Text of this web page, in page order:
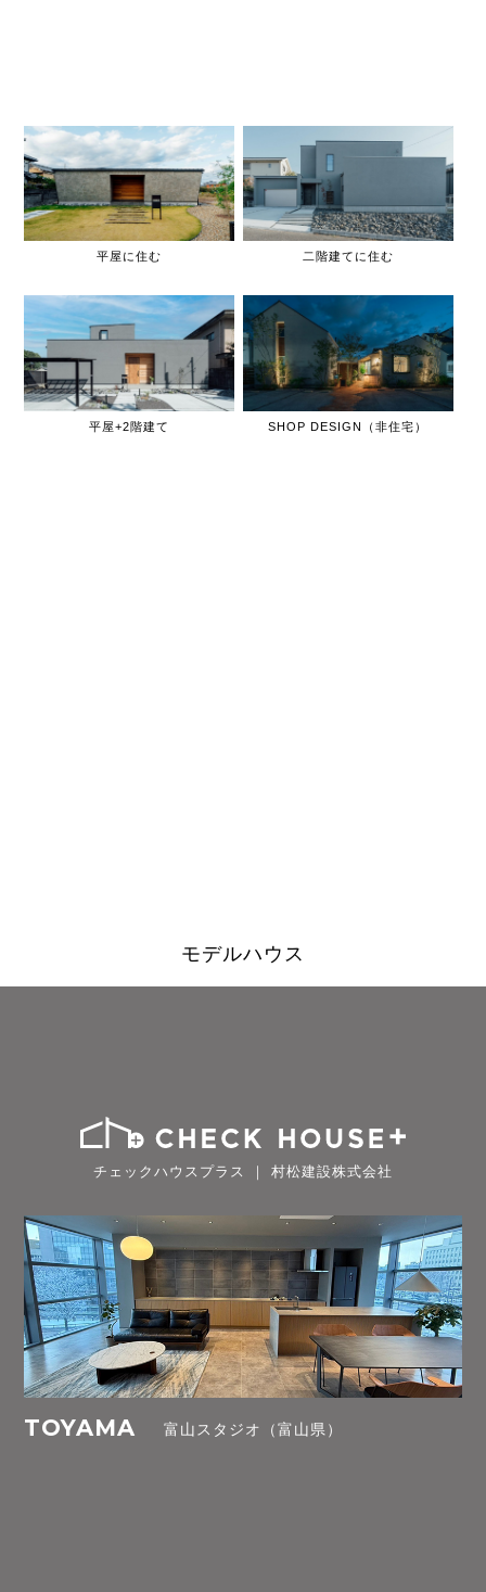
平屋に住む 二階建てに住む
平屋+2階建て SHOP DESIGN（非住宅）
モデルハウス
チェックハウスプラス ｜ 村松建設株式会社
TOYAMA 富山スタジオ（富山県）